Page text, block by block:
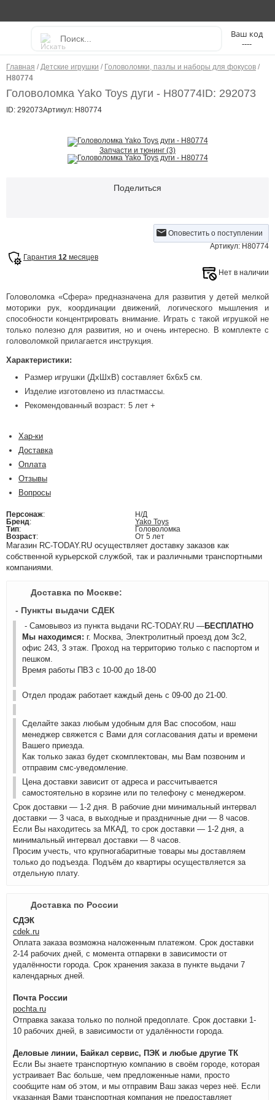
----
Главная / Детские игрушки / Головоломки, пазлы и наборы для фокусов /
Н80774
Головоломка Yako Toys дуги - Н80774ID: 292073
ID: 292073Артикул: Н80774
Запчасти и тюнинг (3)
Поделиться
Оповестить о поступлении
Артикул: Н80774
Гарантия 12 месяцев
Нет в наличии
Головоломка «Сфера» предназначена для развития у детей мелкой
моторики рук, координации движений, логического мышления и
способности концентрировать внимание. Играть с такой игрушкой не
только полезно для развития, но и очень интересно. В комплекте с
головоломкой прилагается инструкция.
Характеристики:
Размер игрушки (ДхШхВ) составляет 6х6х5 см.
Изделие изготовлено из пластмассы.
Рекомендованный возраст: 5 лет +
Хар-ки
Доставка
Оплата
Отзывы
Вопросы
Персонаж:
Н/Д
Бренд:
Yako Toys
Тип:
Головоломка
Возраст: От 5 лет
Магазин RC-TODAY.RU осуществляет доставку заказов как
собственной курьерской службой, так и различными транспортными
компаниями.
Доставка по Москве:
- Пункты выдачи СДЕК
- Самовывоз из пункта выдачи RC-TODAY.RU —БЕСПЛАТНО
Мы находимся: г. Москва, Электролитный проезд дом 3с2,
офис 243, 3 этаж. Проход на территорию только с паспортом и
пешком.
Время работы ПВЗ с 10-00 до 18-00
Отдел продаж работает каждый день с 09-00 до 21-00.
Сделайте заказ любым удобным для Вас способом, наш
менеджер свяжется с Вами для согласования даты и времени
Вашего приезда.
Как только заказ будет скомплектован, мы Вам позвоним и
отправим смс-уведомление.
Цена доставки зависит от адреса и рассчитывается
самостоятельно в корзине или по телефону с менеджером.
Срок доставки — 1-2 дня. В рабочие дни минимальный интервал
доставки — 3 часа, в выходные и праздничные дни — 8 часов.
Если Вы находитесь за МКАД, то срок доставки — 1-2 дня, а
минимальный интервал доставки — 8 часов.
Просим учесть, что крупногабаритные товары мы доставляем
только до подъезда. Подъём до квартиры осуществляется за
отдельную плату.
Доставка по России
СДЭК
cdek.ru
Оплата заказа возможна наложенным платежом. Срок доставки
2-14 рабочих дней, с момента отпарвки в зависимости от
удалённости города. Срок хранения заказа в пункте выдачи 7
календарных дней.
Почта России
pochta.ru
Отправка заказа только по полной предоплате. Срок доставки 1-
10 рабочих дней, в зависимости от удалённости города.
Деловые линии, Байкал сервис, ПЭК и любые другие ТК
Если Вы знаете транспортную компанию в своём городе, которая
устраивает Вас больше, чем предложенные нами, просто
сообщите нам об этом, и мы отправим Ваш заказ через неё. Если
указанная Вами транспортная компания не предоставляет